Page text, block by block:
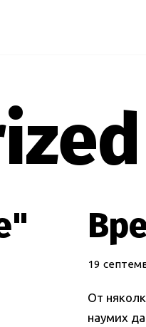
19
От
наумих